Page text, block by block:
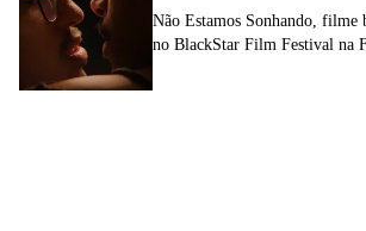
Não Estamos Sonhando, filme
no BlackStar Film Festival na